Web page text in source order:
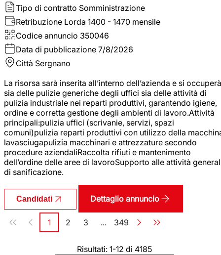
Tipo di contratto Somministrazione
Retribuzione Lorda 1400 - 1470 mensile
Codice annuncio 350046
Data di pubblicazione 7/8/2026
Città Sergnano
La risorsa sarà inserita all’interno dell’azienda e si occuperà
sia delle pulizie generiche degli uffici sia delle attività di
pulizia industriale nei reparti produttivi, garantendo igiene,
ordine e corretta gestione degli ambienti di lavoro.Attività
principali:pulizia uffici (scrivanie, servizi, spazi
comuni)pulizia reparti produttivi con utilizzo della
lavasciugapulizia macchinari e attrezzature secondo
procedure aziendaliRaccolta rifiuti e mantenimento
dell’ordine delle aree di lavoroSupporto alle attività
di sanificazione.
Candidati Dettaglio annuncio
Paginazione
Pagina
1 Pagina
2 Pagina
3 ... Pagina
349
Risultati: 1-12 di 4185